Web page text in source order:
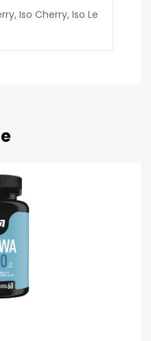
Iso Cherry, Iso Le